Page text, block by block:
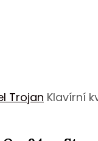
Trojan Klavírní